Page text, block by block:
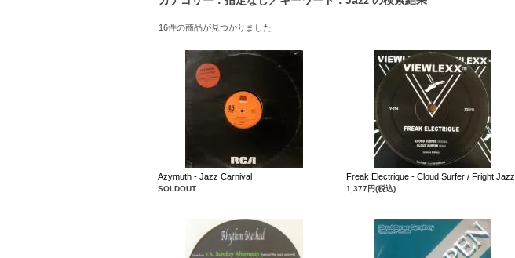
16件の商品が見つかりました
Azymuth - Jazz Carnival
SOLDOUT
Freak Electrique - Cloud Surfer / Fright Jazz
1,377円(税込)